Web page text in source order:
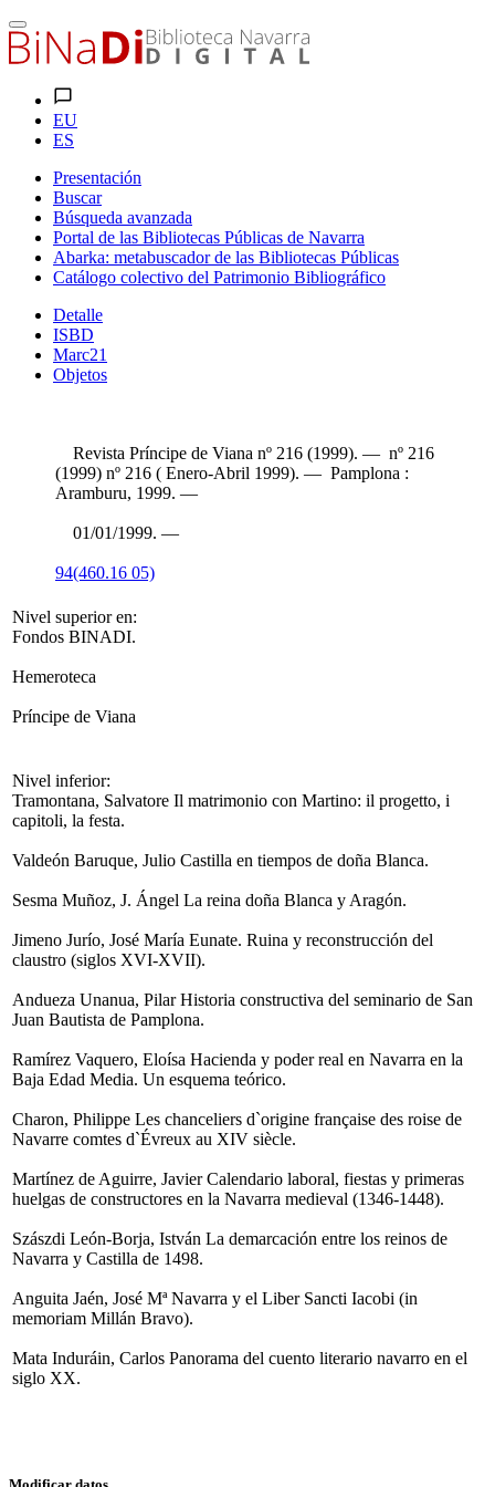
EU
ES
Presentación
Buscar
Búsqueda avanzada
Portal de las Bibliotecas Públicas de Navarra
Abarka: metabuscador de las Bibliotecas Públicas
Catálogo colectivo del Patrimonio Bibliográfico
Detalle
ISBD
Marc21
Objetos
Revista Príncipe de Viana nº 216 (1999). — nº 216
(1999) nº 216 ( Enero-Abril 1999). — Pamplona :
Aramburu, 1999. —
01/01/1999. —
94(460.16 05)
Nivel superior en:
Fondos BINADI.
Hemeroteca
Príncipe de Viana
Nivel inferior:
Tramontana, Salvatore Il matrimonio con Martino: il progetto, i
capitoli, la festa.
Valdeón Baruque, Julio Castilla en tiempos de doña Blanca.
Sesma Muñoz, J. Ángel La reina doña Blanca y Aragón.
Jimeno Jurío, José María Eunate. Ruina y reconstrucción del
claustro (siglos XVI-XVII).
Andueza Unanua, Pilar Historia constructiva del seminario de San
Juan Bautista de Pamplona.
Ramírez Vaquero, Eloísa Hacienda y poder real en Navarra en la
Baja Edad Media. Un esquema teórico.
Charon, Philippe Les chanceliers d`origine française des roise de
Navarre comtes d`Évreux au XIV siècle.
Martínez de Aguirre, Javier Calendario laboral, fiestas y primeras
huelgas de constructores en la Navarra medieval (1346-1448).
Szászdi León-Borja, István La demarcación entre los reinos de
Navarra y Castilla de 1498.
Anguita Jaén, José Mª Navarra y el Liber Sancti Iacobi (in
memoriam Millán Bravo).
Mata Induráin, Carlos Panorama del cuento literario navarro en el
siglo XX.